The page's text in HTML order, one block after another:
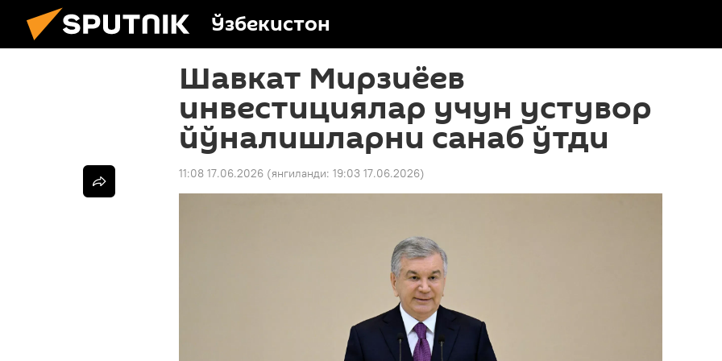
Ўзбекистон
Шавкат Мирзиёев
инвестициялар учун устувор
йўналишларни санаб ўтди
11:08 17.06.2026 (янгиланди: 19:03 17.06.2026)